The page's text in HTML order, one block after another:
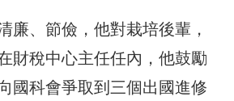
廉、節儉，他對栽培後輩，
財稅中心主任任內，他鼓勵
國科會爭取到三個出國進修